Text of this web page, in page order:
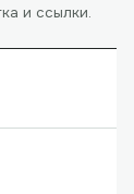
и ссылки.